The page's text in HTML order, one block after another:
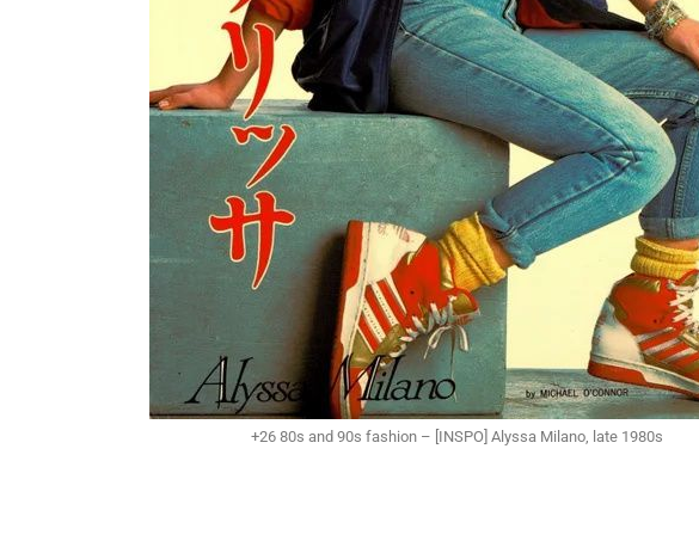
+26 80s and 90s fashion – [INSPO] Alyssa Milano, late 1980s